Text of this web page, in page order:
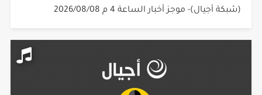
(شبكة أجيال)- موجز أخبار الساعة 4 م 2026/08/08